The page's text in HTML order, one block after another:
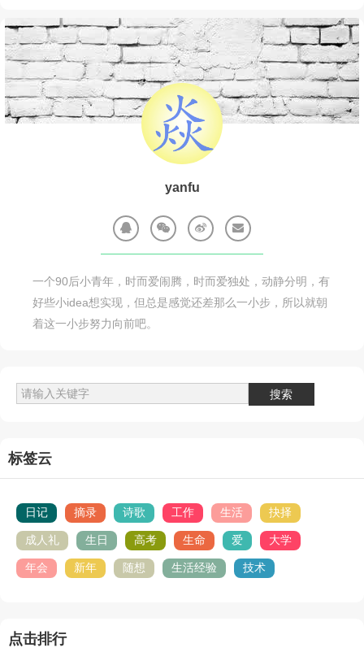
yanfu
一个90后小青年，时而爱闹腾，时而爱独处，动静分明，有
好些小idea想实现，但总是感觉还差那么一小步，所以就朝
着这一小步努力向前吧。
标签云
日记 摘录 诗歌 工作 生活 抉择
成人礼 生日 高考 生命 爱 大学
年会 新年 随想 生活经验 技术
点击排行